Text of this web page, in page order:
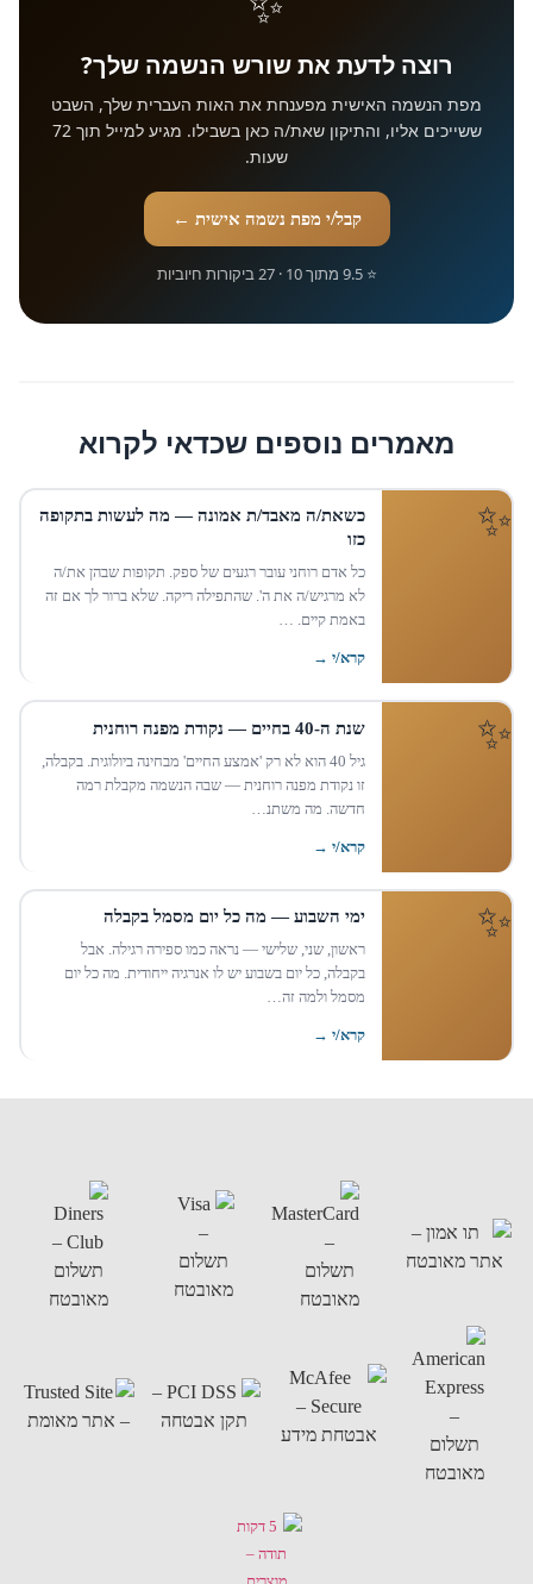
רוצה לדעת את שורש הנשמה שלך?
מפת הנשמה האישית מפענחת את האות העברית שלך, השבט
ששייכים אליו, והתיקון שאת/ה כאן בשבילו. מגיע למייל תוך 72
שעות.
קבל/י מפת נשמה אישית ←
⭐ 9.5 מתוך 10 · 27 ביקורות חיוביות
מאמרים נוספים שכדאי לקרוא
כשאת/ה מאבד/ת אמונה — מה לעשות בתקופה
כזו
כל אדם רוחני עובר רגעים של ספק. תקופות שבהן את/ה
לא מרגיש/ה את ה'. שהתפילה ריקה. שלא ברור לך אם זה
באמת קיים. …
קרא/י →
שנת ה-40 בחיים — נקודת מפנה רוחנית
גיל 40 הוא לא רק 'אמצע החיים' מבחינה ביולוגית. בקבלה,
זו נקודת מפנה רוחנית — שבה הנשמה מקבלת רמה
חדשה. מה משתנ…
קרא/י →
ימי השבוע — מה כל יום מסמל בקבלה
ראשון, שני, שלישי — נראה כמו ספירה רגילה. אבל
בקבלה, כל יום בשבוע יש לו אנרגיה ייחודית. מה כל יום
מסמל ולמה זה…
קרא/י →